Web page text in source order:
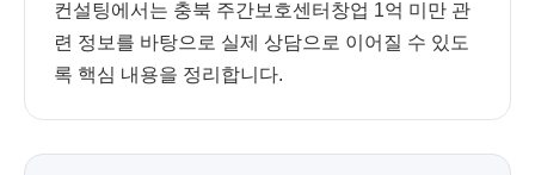
컨설팅에서는 충북 주간보호센터창업 1억 미만 관
련 정보를 바탕으로 실제 상담으로 이어질 수 있도
록 핵심 내용을 정리합니다.